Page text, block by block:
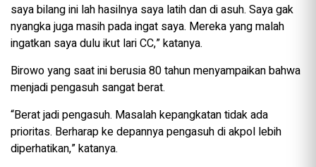
saya bilang ini lah hasilnya saya latih dan di asuh. Saya gak
nyangka juga masih pada ingat saya. Mereka yang malah
ingatkan saya dulu ikut lari CC,” katanya.
Birowo yang saat ini berusia 80 tahun menyampaikan bahwa
menjadi pengasuh sangat berat.
“Berat jadi pengasuh. Masalah kepangkatan tidak ada
prioritas. Berharap ke depannya pengasuh di akpol lebih
diperhatikan,” katanya.